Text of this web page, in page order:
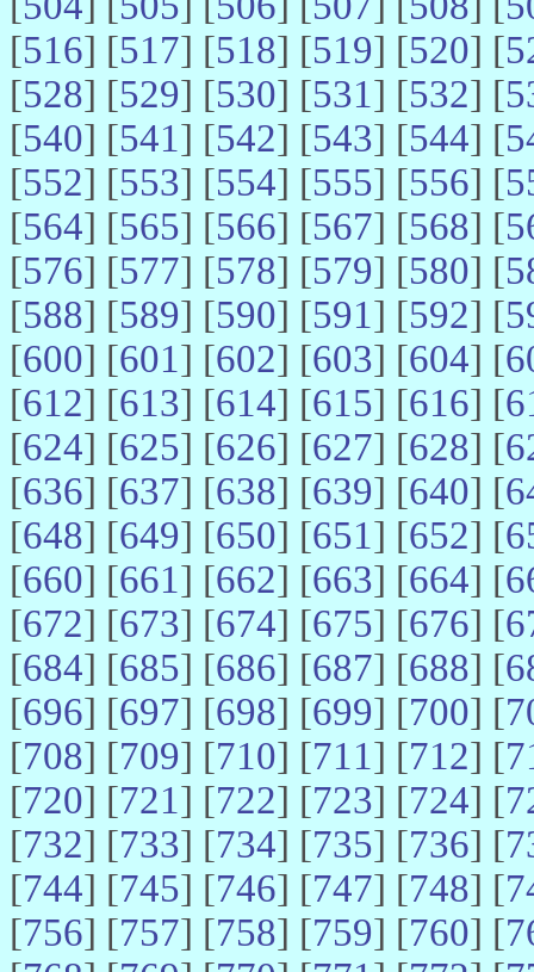
[516] [517] [518] [519] [520] [
[528] [529] [530] [531] [532] [
[540] [541] [542] [543] [544] [
[552] [553] [554] [555] [556] [
[564] [565] [566] [567] [568] [
[576] [577] [578] [579] [580] [
[588] [589] [590] [591] [592] [
[600] [601] [602] [603] [604] [
[612] [613] [614] [615] [616] [
[624] [625] [626] [627] [628] [
[636] [637] [638] [639] [640] [
[648] [649] [650] [651] [652] [
[660] [661] [662] [663] [664] [
[672] [673] [674] [675] [676] [
[684] [685] [686] [687] [688] [
[696] [697] [698] [699] [700] [
[708] [709] [710] [711] [712] [
[720] [721] [722] [723] [724] [
[732] [733] [734] [735] [736] [
[744] [745] [746] [747] [748] [
[756] [757] [758] [759] [760] [